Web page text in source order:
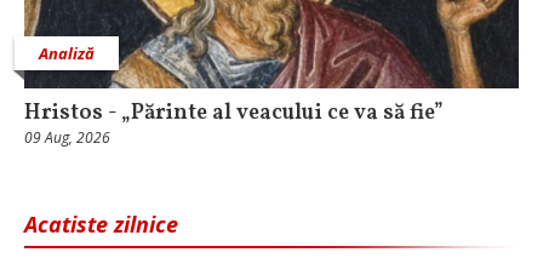
Analiză
Hristos - „Părinte al veacului ce va să fie”
09 Aug, 2026
Acatiste zilnice